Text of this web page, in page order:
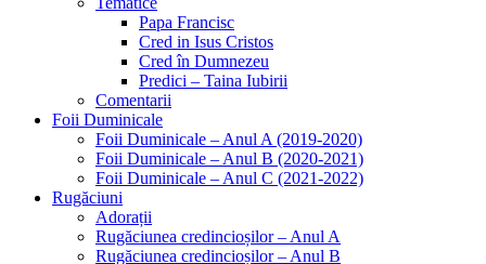
Papa Francisc
Cred in Isus Cristos
Cred în Dumnezeu
Predici – Taina Iubirii
Comentarii
Foii Duminicale
Foii Duminicale – Anul A (2019-2020)
Foii Duminicale – Anul B (2020-2021)
Foii Duminicale – Anul C (2021-2022)
Rugăciuni
Adorații
Rugăciunea credincioșilor – Anul A
Rugăciunea credincioșilor – Anul B